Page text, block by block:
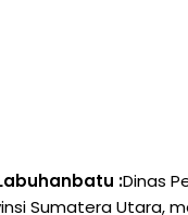
:Dinas
Sumatera Utara,